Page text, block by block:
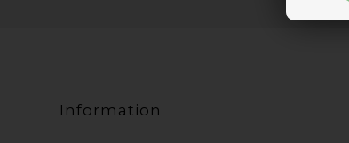
Information